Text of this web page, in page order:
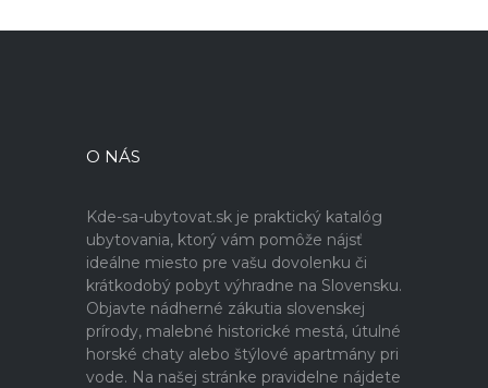
O NÁS
Kde-sa-ubytovat.sk je praktický katalóg
ubytovania, ktorý vám pomôže nájsť
ideálne miesto pre vašu dovolenku či
krátkodobý pobyt výhradne na Slovensku.
Objavte nádherné zákutia slovenskej
prírody, malebné historické mestá, útulné
horské chaty alebo štýlové apartmány pri
vode. Na našej stránke pravidelne nájdete